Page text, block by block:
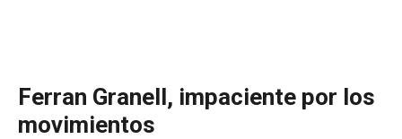
Ferran Granell, impaciente por los
movimientos